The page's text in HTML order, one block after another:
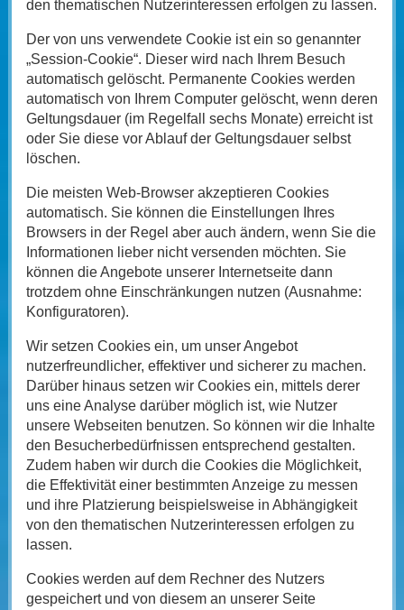
den thematischen Nutzerinteressen erfolgen zu lassen.
Der von uns verwendete Cookie ist ein so genannter
„Session-Cookie“. Dieser wird nach Ihrem Besuch
automatisch gelöscht. Permanente Cookies werden
automatisch von Ihrem Computer gelöscht, wenn deren
Geltungsdauer (im Regelfall sechs Monate) erreicht ist
oder Sie diese vor Ablauf der Geltungsdauer selbst
löschen.
Die meisten Web-Browser akzeptieren Cookies
automatisch. Sie können die Einstellungen Ihres
Browsers in der Regel aber auch ändern, wenn Sie die
Informationen lieber nicht versenden möchten. Sie
können die Angebote unserer Internetseite dann
trotzdem ohne Einschränkungen nutzen (Ausnahme:
Konfiguratoren).
Wir setzen Cookies ein, um unser Angebot
nutzerfreundlicher, effektiver und sicherer zu machen.
Darüber hinaus setzen wir Cookies ein, mittels derer
uns eine Analyse darüber möglich ist, wie Nutzer
unsere Webseiten benutzen. So können wir die Inhalte
den Besucherbedürfnissen entsprechend gestalten.
Zudem haben wir durch die Cookies die Möglichkeit,
die Effektivität einer bestimmten Anzeige zu messen
und ihre Platzierung beispielsweise in Abhängigkeit
von den thematischen Nutzerinteressen erfolgen zu
lassen.
Cookies werden auf dem Rechner des Nutzers
gespeichert und von diesem an unserer Seite